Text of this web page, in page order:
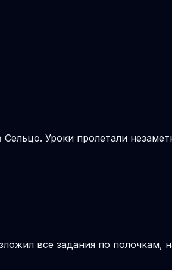
Уроки пролетали
все задания по полочкам,